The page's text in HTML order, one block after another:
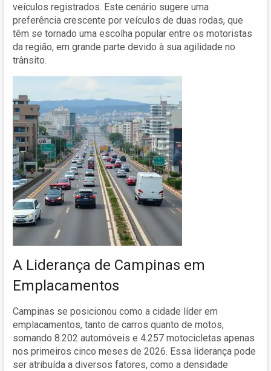
veículos registrados. Este cenário sugere uma
preferência crescente por veículos de duas rodas, que
têm se tornado uma escolha popular entre os motoristas
da região, em grande parte devido à sua agilidade no
trânsito.
A Liderança de Campinas em
Emplacamentos
Campinas se posicionou como a cidade líder em
emplacamentos, tanto de carros quanto de motos,
somando 8.202 automóveis e 4.257 motocicletas apenas
nos primeiros cinco meses de 2026. Essa liderança pode
ser atribuída a diversos fatores, como a densidade